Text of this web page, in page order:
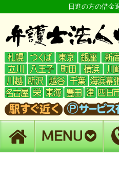
日進の方の借金